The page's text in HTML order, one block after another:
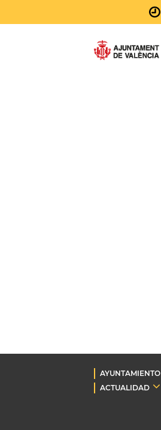
AYUNTAMIENTO
ACTUALIDAD